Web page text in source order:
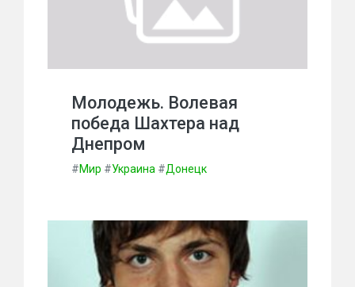
Молодежь. Волевая
победа Шахтера над
Днепром
#Мир #Украина #Донецк